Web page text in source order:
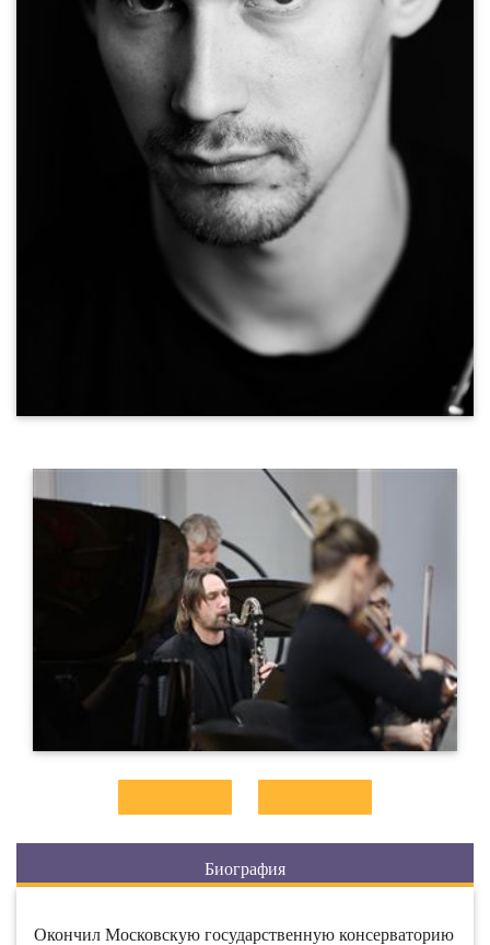
Биография
Окончил Московскую государственную консерваторию